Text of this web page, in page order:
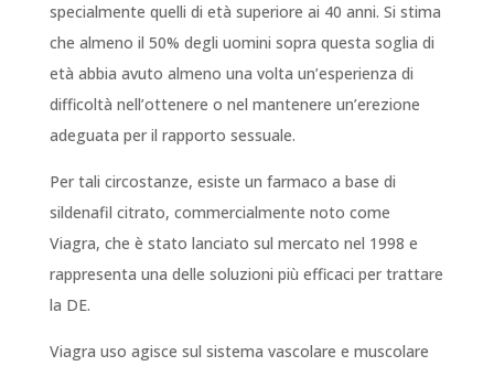
specialmente quelli di età superiore ai 40 anni. Si stima
che almeno il 50% degli uomini sopra questa soglia di
età abbia avuto almeno una volta un’esperienza di
difficoltà nell’ottenere o nel mantenere un’erezione
adeguata per il rapporto sessuale.
Per tali circostanze, esiste un farmaco a base di
sildenafil citrato, commercialmente noto come
Viagra, che è stato lanciato sul mercato nel 1998 e
rappresenta una delle soluzioni più efficaci per trattare
la DE.
Viagra uso agisce sul sistema vascolare e muscolare